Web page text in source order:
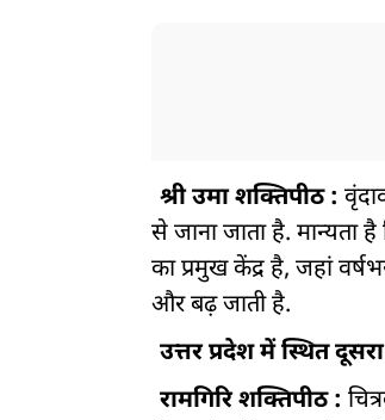
श्री उमा शक्तिपीठ :
से जाना जाता है. मान्यता
का प्रमुख केंद्र है, जहां
और बढ़ जाती है.
उत्तर प्रदेश में स्थित
रामगिरि शक्तिपीठ :